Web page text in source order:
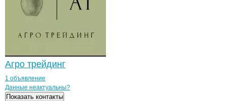
Агро трейдинг
1 объявление
Контактыкомпании
+7(800)000-00-..
Данные неактуальны?
Показать контакты